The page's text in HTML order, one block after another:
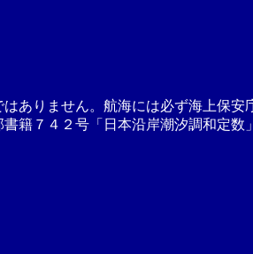
ありません。航海には必ず海上保安
籍７４２号「日本沿岸潮汐調和定数